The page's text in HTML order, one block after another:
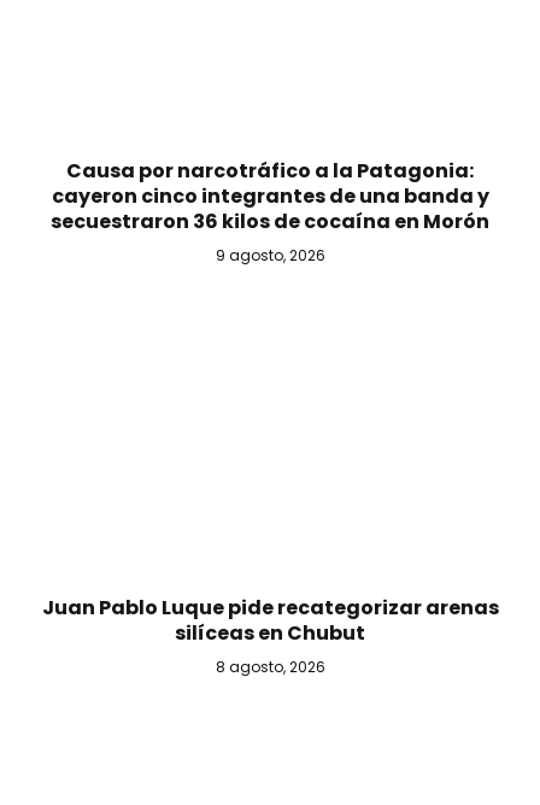
Causa por narcotráfico a la Patagonia:
cayeron cinco integrantes de una banda y
secuestraron 36 kilos de cocaína en Morón
9 agosto, 2026
Juan Pablo Luque pide recategorizar arenas
silíceas en Chubut
8 agosto, 2026